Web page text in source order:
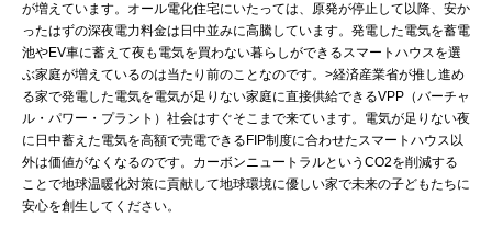
が増えています。オール電化住宅にいたっては、原発が停止して以降、安か
ったはずの深夜電力料金は日中並みに高騰しています。発電した電気を蓄電
池やEV車に蓄えて夜も電気を買わない暮らしができるスマートハウスを選
ぶ家庭が増えているのは当たり前のことなのです。>経済産業省が推し進め
る家で発電した電気を電気が足りない家庭に直接供給できるVPP（バーチャ
ル・パワー・プラント）社会はすぐそこまで来ています。電気が足りない夜
に日中蓄えた電気を高額で売電できるFIP制度に合わせたスマートハウス以
外は価値がなくなるのです。カーボンニュートラルというCO2を削減する
ことで地球温暖化対策に貢献して地球環境に優しい家で未来の子どもたちに
安心を創生してください。